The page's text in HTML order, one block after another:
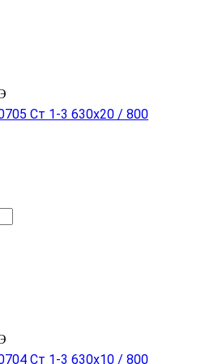
Ст 1-3 630x20 / 800
Ст 1-3 630x10 / 800